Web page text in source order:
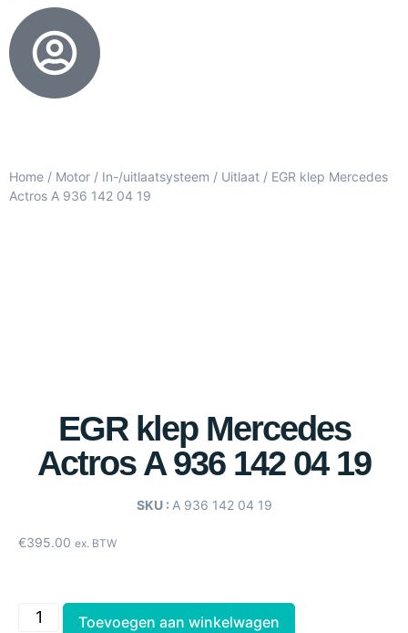
Home / Motor / In-/uitlaatsysteem / Uitlaat / EGR klep Mercedes
Actros A 936 142 04 19
EGR klep Mercedes
Actros A 936 142 04 19
SKU : A 936 142 04 19
€395.00 ex. BTW
Toevoegen aan winkelwagen